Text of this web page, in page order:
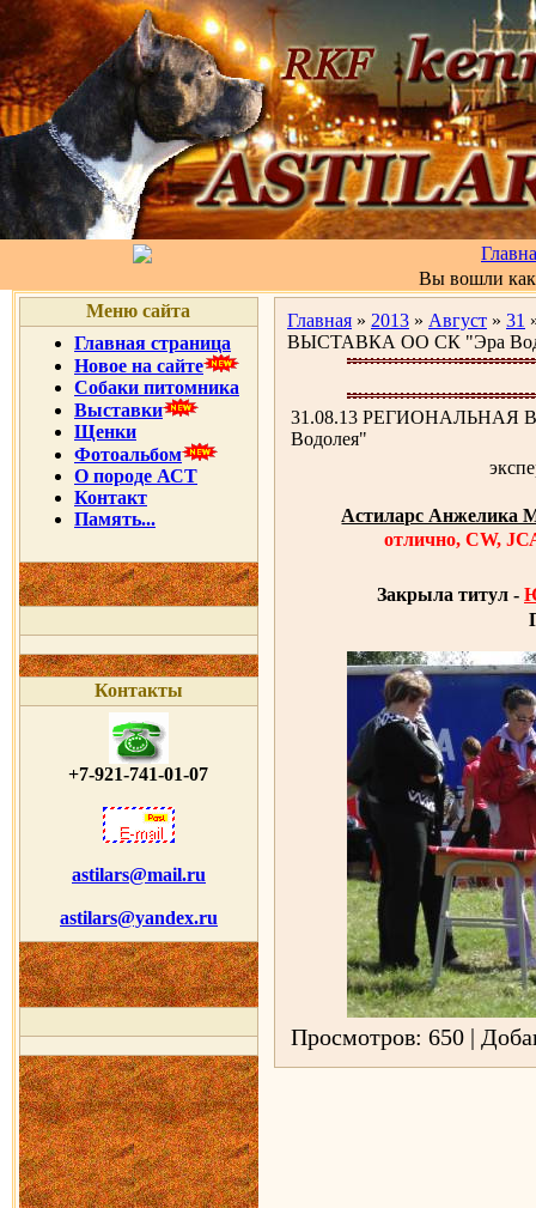
Вы вошли
Меню сайта
Главная страница
Новое на сайте
Собаки питомника
Выставки
Щенки
Фотоальбом
О породе АСТ
Контакт
Память...
Контакты
+7-921-741-01-07
astilars@mail.ru
astilars@yandex.ru
Главная » 2013 » Август » 31
ВЫСТАВКА ОО СК "Эра
31.08.13 РЕГИОНАЛЬНАЯ
Водолея"
Астиларс Анжелика
отлично, CW,
Закрыла титул -
Просмотров: 650 |